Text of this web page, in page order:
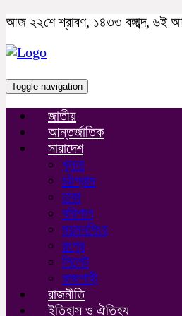
আজ ২২শে শ্রাবণ, ১৪৩৩ বঙ্গাব্দ, ৬ই
Toggle navigation
জাতীয়
আন্তর্জাতিক
সারাদেশ
খুলনা
চট্টগ্রাম
ঢাকা
বরিশাল
ময়মনসিংহ
রংপুর
সিলেট
রাজশাহী
রাজনীতি
ইতিহাস ও ঐতিহ্য